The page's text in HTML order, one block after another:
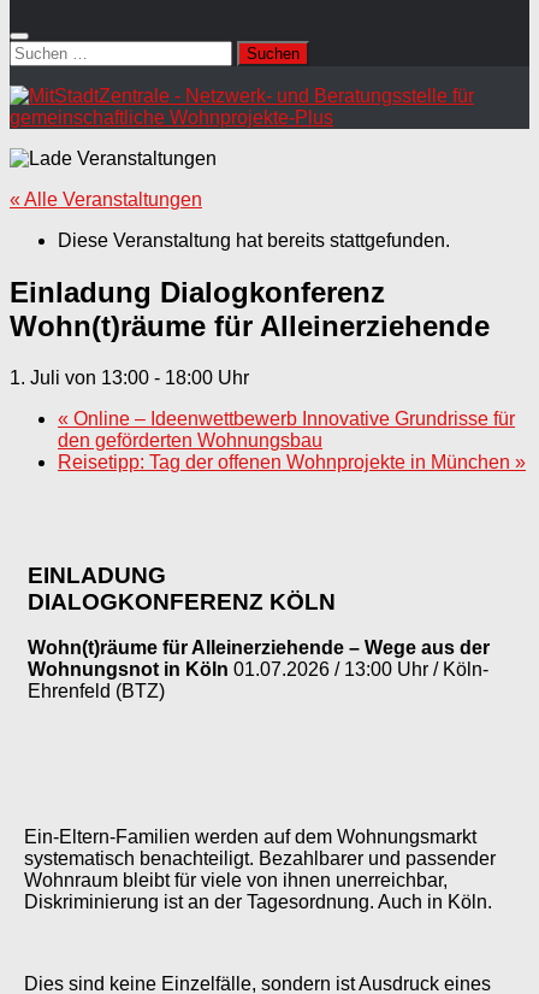
Suchen
nach:
« Alle Veranstaltungen
Diese Veranstaltung hat bereits stattgefunden.
Einladung Dialogkonferenz
Wohn(t)räume für Alleinerziehende
1. Juli von 13:00 - 18:00
« Online – Ideenwettbewerb Innovative Grundrisse für
den geförderten Wohnungsbau
Reisetipp: Tag der offenen Wohnprojekte in München »
EINLADUNG
DIALOGKONFERENZ KÖLN
Wohn(t)räume für Alleinerziehende – Wege aus der
Wohnungsnot in Köln 01.07.2026 / 13:00 Uhr / Köln-
Ehrenfeld (BTZ)
Ein-Eltern-Familien werden auf dem Wohnungsmarkt
systematisch benachteiligt. Bezahlbarer und passender
Wohnraum bleibt für viele von ihnen unerreichbar,
Diskriminierung ist an der Tagesordnung. Auch in Köln.
Dies sind keine Einzelfälle, sondern ist Ausdruck eines